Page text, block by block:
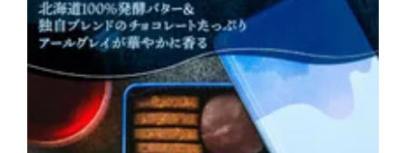
とろ生ガトーショコラ
とろ生 まとめ買いお得
セット
お中元
とろ生チーズケーキ
濃抹茶とろ生ガトーシ
ョコラ
とろ生シュー